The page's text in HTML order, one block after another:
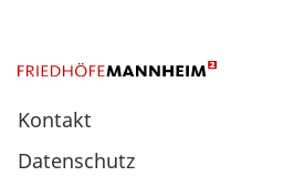
Kontakt
Datenschutz